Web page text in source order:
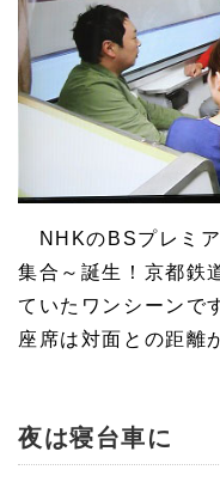
NHKのBSプレミア
集合～誕生！京都鉄
ていたワンシーンで
座席は対面との距離
夜は寝台車に